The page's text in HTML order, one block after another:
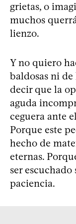
grietas, o
muchos
lienzo.
Y no quiero
baldosas ni de
decir que la
aguda
ceguera ante
Porque este
hecho de
eternas.
ser
paciencia.